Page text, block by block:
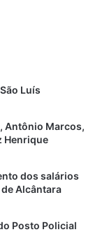
Luís
Antônio Marcos,
Henrique
dos salários
Alcântara
Posto Policial